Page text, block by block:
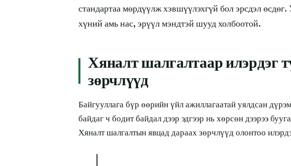
стандартаа мөрдүүлж хэвшүүлэхгүй бол эрсдэл өсдөг.
хүний амь нас, эрүүл мэндтэй шууд холбоотой.
Хяналт шалгалтаар илэрдэг
зөрчлүүд
Байгууллага бүр өөрийн үйл ажиллагаатай уялдсан
байдаг ч бодит байдал дээр эдгээр нь хөрсөн дээрээ
Хяналт шалгалтын явцад дараах зөрчлүүд олонтоо